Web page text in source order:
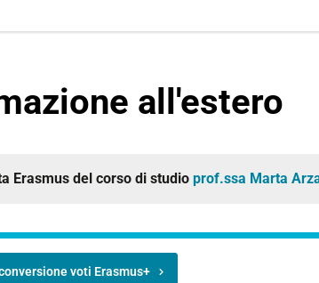
all'estero
Erasmus del corso di studio prof.ssa Marta
voti Erasmus+